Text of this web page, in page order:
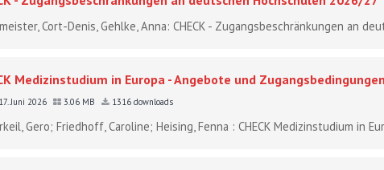
Cort-Denis, Gehlke, Anna: CHECK - Zugangsbeschränkungen an
Medizinstudium in Europa - Angebote und
17. Juni 2026 3.06 MB 1316 downloads
Gero; Friedhoff, Caroline; Heising, Fenna : CHECK Medizinstudium in